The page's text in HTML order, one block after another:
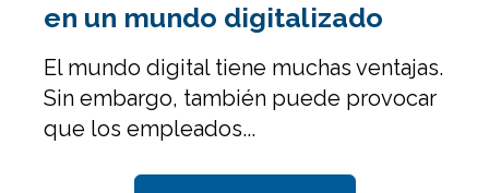
en un mundo digitalizado
El mundo digital tiene muchas ventajas.
Sin embargo, también puede provocar
que los empleados...